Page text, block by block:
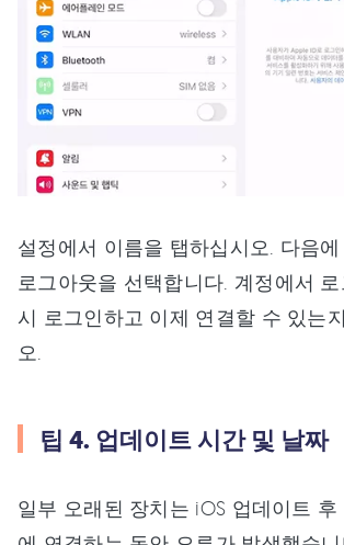
설정에서 이름을 탭하십시오. 다음
로그아웃을 선택합니다. 계정에서
시 로그인하고 이제 연결할 수 있는
오.
팁 4. 업데이트 시간 및 날짜
일부 오래된 장치는 iOS 업데이트 후